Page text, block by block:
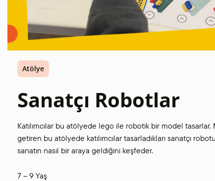
Atölye
Sanatçı Robotlar
Katılımcılar bu atölyede lego ile robotik bir model
getiren bu atölyede katılımcılar tasarladıkları sanatçı
sanatın nasıl bir araya geldiğini keşfeder.
7 – 9 Yaş